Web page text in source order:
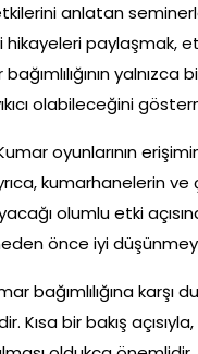
anlatan
hikayeleri paylaşmak,
yalnızca
olabileceğini
oyunlarının
kumarhanelerin
olumlu etki
önce iyi
karşı
bir bakış